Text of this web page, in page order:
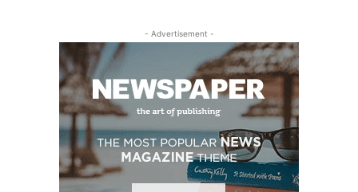
- Advertisement -